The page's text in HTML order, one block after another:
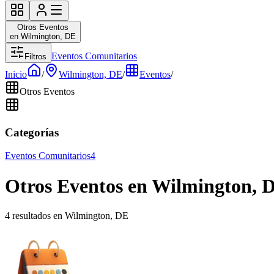
Otros Eventos
en Wilmington, DE
Filtros Eventos Comunitarios
Inicio
/ Wilmington, DE/ Eventos/
Otros Eventos
Categorías
Eventos Comunitarios4
Otros Eventos en Wilmington,
4 resultados en Wilmington, DE